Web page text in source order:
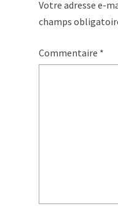
Votre adresse e-
champs
Commentaire *